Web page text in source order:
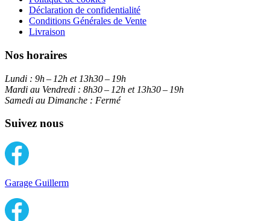
Déclaration de confidentialité
Conditions Générales de Vente
Livraison
Nos horaires
Lundi : 9h – 12h et 13h30 – 19h
Mardi au Vendredi : 8h30 – 12h et 13h30 – 19h
Samedi au Dimanche : Fermé
Suivez nous
Garage Guillerm